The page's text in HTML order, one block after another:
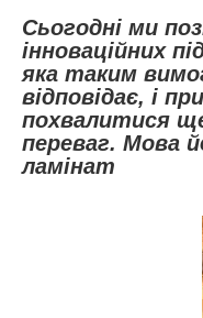
Сьогодні ми
інноваційних
яка таким
відповідає, і
похвалитися
переваг. Мова
ламінат